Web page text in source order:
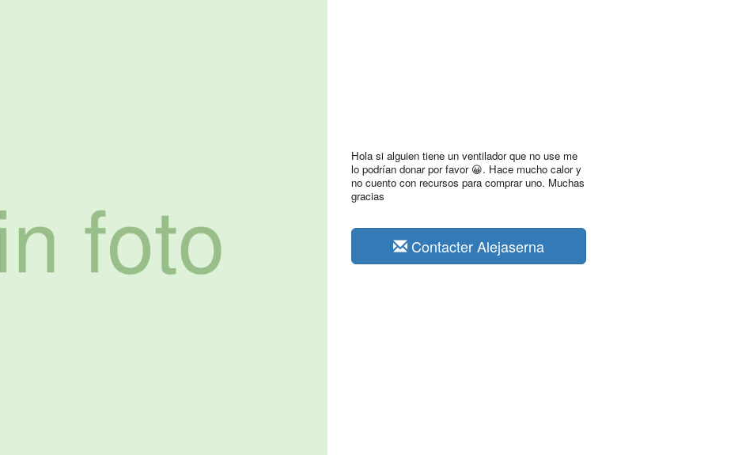
Hola si alguien tiene un ventilador que no use me
lo podrían donar por favor 😀. Hace mucho calor y
no cuento con recursos para comprar uno. Muchas
gracias
Contacter Alejaserna